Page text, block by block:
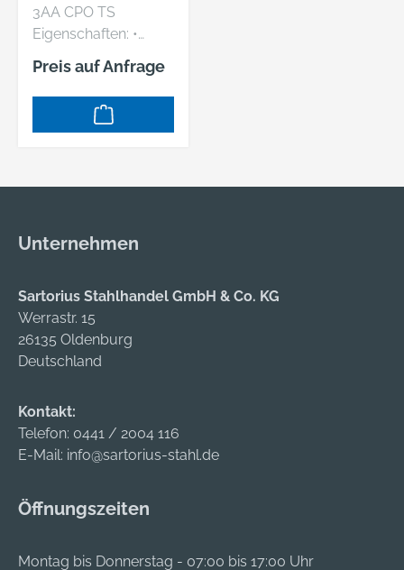
3AA CPO TS
Eigenschaften: •
Stablampe mit LED-
Technologie •
Batteriebetrieben
Hersteller: Schuberth
Magdeburg, DE,
berth.com
Preis auf Anfrage
Unternehmen
Sartorius Stahlhandel GmbH & Co. KG
Werrastr. 15
26135 Oldenburg
Deutschland
Kontakt:
Telefon: 0441 / 2004 116
E-Mail: info@sartorius-stahl.de
Öffnungszeiten
Montag bis Donnerstag - 07:00 bis 17:00 Uhr